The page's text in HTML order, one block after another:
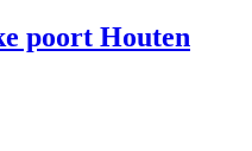
poort Houten